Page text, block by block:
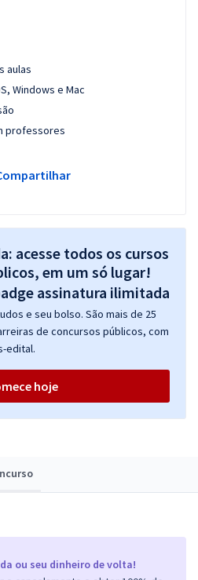
ou seu dinheiro de volta!
aulas
Windows e Mac
professores
acesse todos os cursos
em um só lugar!
e seu bolso. São mais de 25
de concursos públicos, com
edital.
hoje